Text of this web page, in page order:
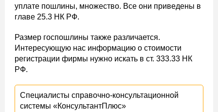
уплате пошлины, множество. Все они приведены в
главе 25.3 НК РФ.
Размер госпошлины также различается.
Интересующую нас информацию о стоимости
регистрации фирмы нужно искать в ст. 333.33 НК
РФ.
Специалисты справочно-консультационной
системы «КонсультантПлюс»